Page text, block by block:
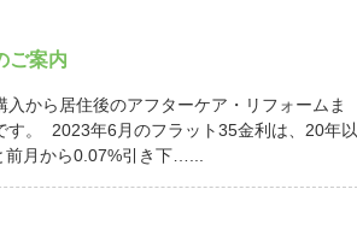
ご案内
から居住後のアフターケア・リフォームま
す。 2023年6月のフラット35金利は、20年以
月から0.07%引き下…...